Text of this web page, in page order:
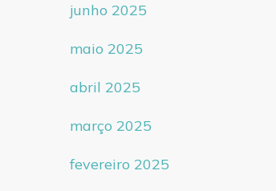
junho 2025
maio 2025
abril 2025
março 2025
fevereiro 2025